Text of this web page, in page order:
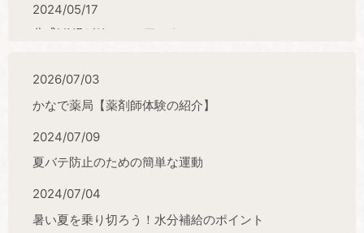
2024/05/17
公式LINEがリニューアル！
医療ＤＸ推進体制整備について
2023/08/25
夏休み恒例の薬剤師体験会を開催しました！
2023/04/02
医療情報・システム基盤整備体制について（更新）
2022/10/13
2026/07/03
かなで薬局【薬剤師体験の紹介】
2024/07/09
夏バテ防止のための簡単な運動
2024/07/04
暑い夏を乗り切ろう！水分補給のポイント